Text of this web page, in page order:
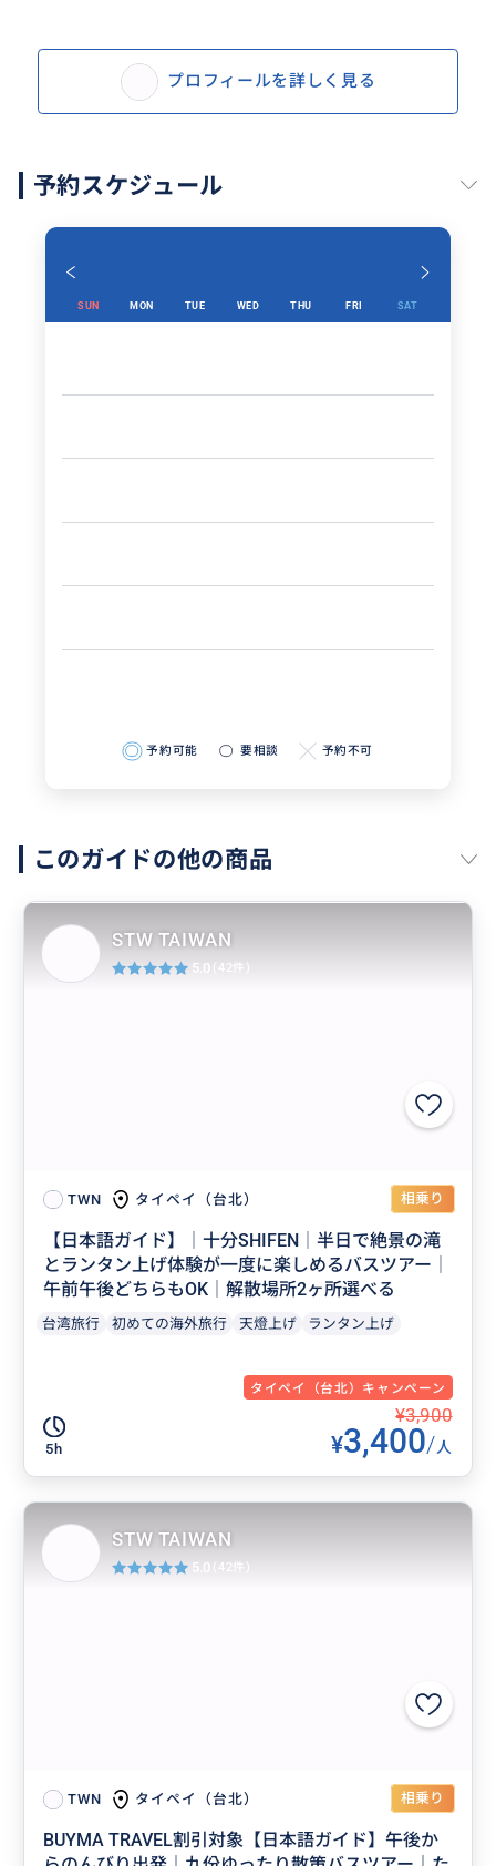
「美味しい贅沢」を味わえる貴重な機会です。
※昼食代は現地払い（現金）で、最低消費はお一人様6
00元となります。
れ前の柔らかな光は写真撮影にもぴったりで、観光と
してみてください。
プロフィールを詳しく見る
予約スケジュール
SUN MON TUE WED THU FRI SAT
予約可能 要相談 予約不可
このガイドの他の商品
TWN タイペイ（台北） 相乗り
【日本語ガイド】│十分SHIFEN│半日で絶景の滝
とランタン上げ体験が一度に楽しめるバスツアー│
午前午後どちらもOK│解散場所2ヶ所選べる
台湾旅行 初めての海外旅行 天燈上げ ランタン上げ
タイペイ（台北）キャンペーン
5h
¥3,900
¥3,400/人
STW TAIWAN
5.0 (42件)
TWN タイペイ（台北） 相乗り
BUYMA TRAVEL割引対象【日本語ガイド】午後か
STW TAIWAN
5.0 (42件)